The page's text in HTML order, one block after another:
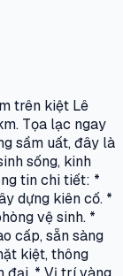
trên kiệt Lê
Tọa lạc ngay
sầm uất, đây là
sống, kinh
tin chi tiết: *
dựng kiên cố. *
vệ sinh. *
cấp, sẵn sàng
kiệt, thông